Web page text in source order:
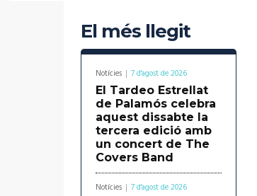
El més llegit
Notícies 7 d'agost de 2026
El Tardeo Estrellat
de Palamós celebra
aquest dissabte la
tercera edició amb
un concert de The
Covers Band
Notícies 7 d'agost de 2026